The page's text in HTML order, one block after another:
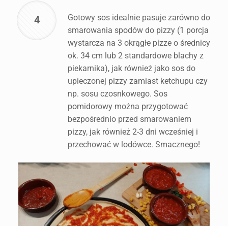
4
Gotowy sos idealnie pasuje zarówno do
smarowania spodów do pizzy (1 porcja
wystarcza na 3 okrągłe pizze o średnicy
ok. 34 cm lub 2 standardowe blachy z
piekarnika), jak również jako sos do
upieczonej pizzy zamiast ketchupu czy
np. sosu czosnkowego. Sos
pomidorowy można przygotować
bezpośrednio przed smarowaniem
pizzy, jak również 2-3 dni wcześniej i
przechować w lodówce. Smacznego!